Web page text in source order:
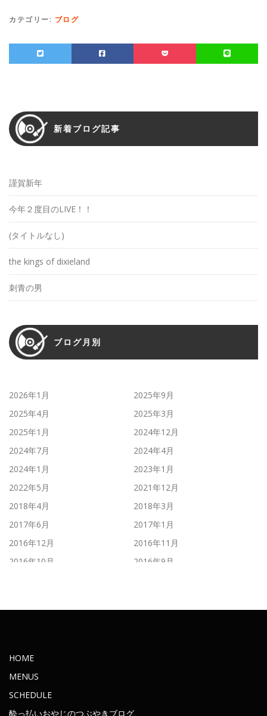
カテゴリー: ブログ
新着ブログ記事
謹賀新年
今年２度目のLIVE！！
(タイトルなし)
the kings of dixieland
刺青の男
ブログ月別
2026年1月
2025年9月
2025年4月
2025年3月
2025年1月
2024年12月
2024年7月
2024年4月
2024年1月
2023年1月
2022年5月
2021年12月
2018年4月
2018年3月
2017年6月
2017年1月
2016年12月
2016年11月
2016年10月
2016年9月
2015年11月
2015年9月
2015年7月
2015年5月
2015年4月
HOME
MENUS
SCHEDULE
酔っ払いおやじのつぶやきブログ